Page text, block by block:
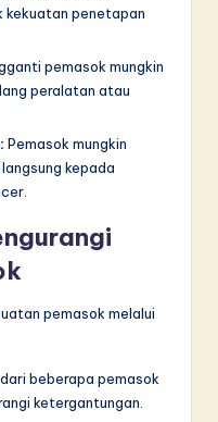
kekuatan penetapan
pemasok mungkin
peralatan atau
Pemasok mungkin
kepada
pemasok melalui
beberapa pemasok
ketergantungan.